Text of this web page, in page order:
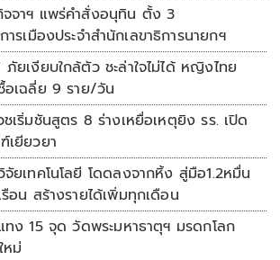
จจาฯ แพร่คำสั่งอนุทิน ตั้ง 3
ารเมืองประจำสำนักเลขาธิการนายกฯ
ภัยเงียบใกล้ตัว ชะล่าใจไม่ได้ หญิงไทย
อเฉลี่ย 9 ราย/วัน
ชเริ่มชันสูตร 8 ร่างเหยื่อเหตุยิง รร. เปิด
เยียวยา
จัยเทคโนโลยี โดดลงจากหิ้ง สู่มือ1.2หมื่น
รือน สร้างรายได้เพิ่มทุกเดือน
ทง 15 จุด วัดพระมหาธาตุฯ มรดกโลก
หม่